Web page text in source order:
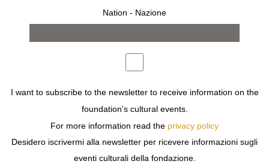
AROMATICHE DI FONDAZIONE SOZZANI NASCE COME
SPAZIO DI RELAZIONE TRA DESIGN, CULTURA E
INCONTRI, MOSTRE, LABORATORI, PUBBLICAZIONI E
SABATO 9 E DOMENICA 10 MAGGIO 2026 DALLE 11
DALLE 11 ALLE 20
Nation - Nazione
I want to subscribe to the newsletter to receive information on the
foundation's cultural events.
For more information read the privacy policy
Desidero iscrivermi alla newsletter per ricevere informazioni sugli
eventi culturali della fondazione.